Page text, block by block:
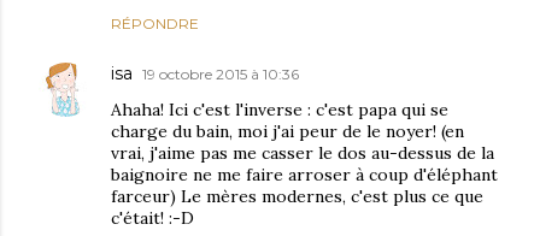
RÉPONDRE
isa 19 octobre 2015 à 10:36
Ahaha! Ici c'est l'inverse : c'est papa qui se
charge du bain, moi j'ai peur de le noyer! (en
vrai, j'aime pas me casser le dos au-dessus de la
baignoire ne me faire arroser à coup d'éléphant
farceur) Le mères modernes, c'est plus ce que
c'était! :-D